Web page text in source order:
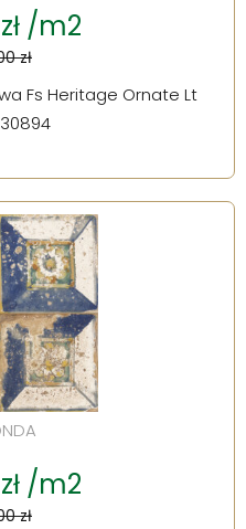
/m2
zł
Fs Heritage Ornate Lt
/m2
zł